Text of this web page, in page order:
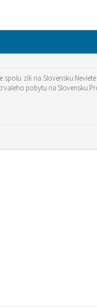
spolu zili na
pobytu na